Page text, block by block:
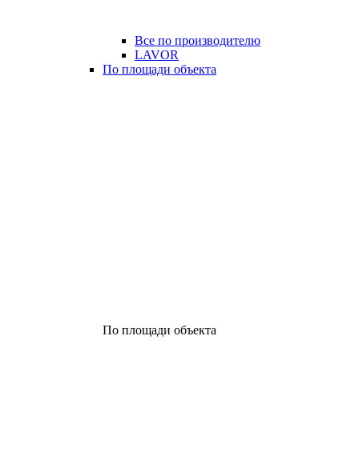
Все по производителю
LAVOR
По площади объекта
По площади объекта